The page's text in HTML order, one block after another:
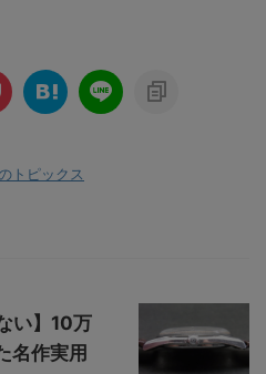
トピックス
い】10万
名作実用